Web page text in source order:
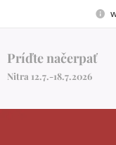
Príďte načerpať
Nitra 12.7.-18.7.2026